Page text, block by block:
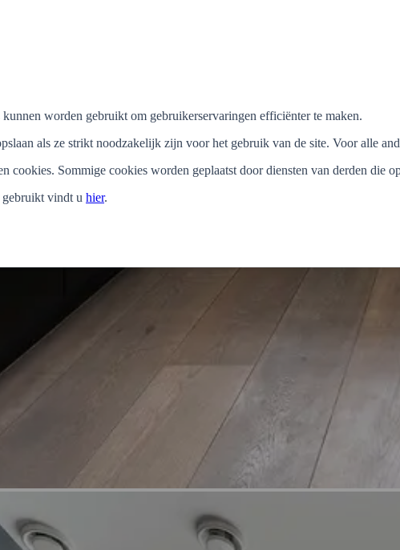
worden gebruikt om gebruikerservaringen efficiënter te maken.
als ze strikt noodzakelijk zijn voor het gebruik van de site. Voor alle
cookies. Sommige cookies worden geplaatst door diensten van derden die
gebruikt vindt u hier.